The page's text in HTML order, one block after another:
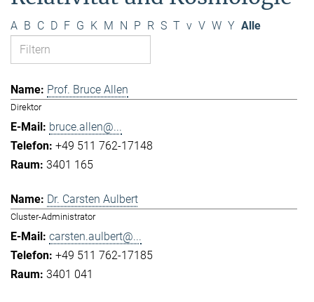
A B C D F G K M N P R S T v V W Y Alle
Prof. Bruce Allen
Direktor
bruce.allen@...
+49 511 762-17148
3401 165
Dr. Carsten Aulbert
Cluster-Administrator
carsten.aulbert@...
+49 511 762-17185
3401 041